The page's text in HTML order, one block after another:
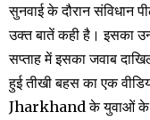
सुनवाई के दौरान संविधान
उक्त बातें कही है। इसका
सप्ताह में इसका जवाब
हुई तीखी बहस का एक
Jharkhand के युवाओं के